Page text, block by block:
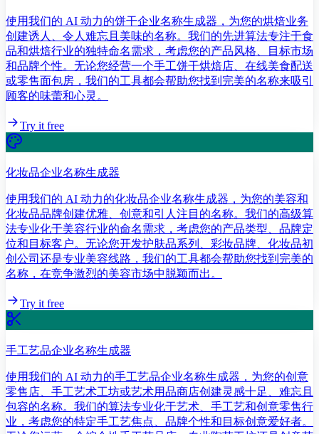
使用我们的 AI 动力的饼干企业名称生成器，为您的烘焙业务
创建诱人、令人难忘且美味的名称。我们的先进算法专注于食
品和烘焙行业的独特命名需求，考虑您的产品风格、目标市场
和品牌个性。无论您经营一个手工饼干烘焙店、在线美食配送
或零售面包房，我们的工具都会帮助您找到完美的名称来吸引
顾客的味蕾和心灵。
Try it free
化妆品企业名称生成器
使用我们的 AI 动力的化妆品企业名称生成器，为您的美容和
化妆品品牌创建优雅、创意和引人注目的名称。我们的高级算
法专业化于美容行业的命名需求，考虑您的产品类型、品牌定
位和目标客户。无论您开发护肤品系列、彩妆品牌、化妆品初
创公司还是专业美容线路，我们的工具都会帮助您找到完美的
名称，在竞争激烈的美容市场中脱颖而出。
Try it free
手工艺品企业名称生成器
使用我们的 AI 动力的手工艺品企业名称生成器，为您的创意
零售店、手工艺术工坊或艺术用品商店创建灵感十足、难忘且
包容的名称。我们的算法专业化于艺术、手工艺和创意零售行
业，考虑您的特定手工艺焦点、品牌个性和目标创意爱好者。